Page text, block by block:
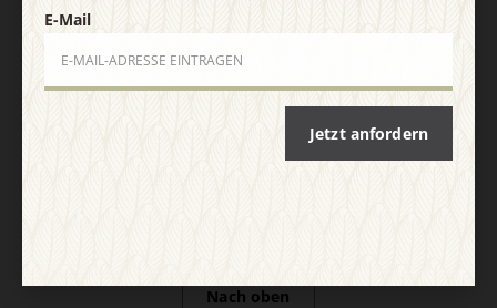
Vertrag widerrufen
Nach oben
E-Mail
Jetzt anfordern